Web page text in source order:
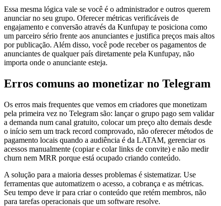
Essa mesma lógica vale se você é o administrador e outros querem
anunciar no seu grupo. Oferecer métricas verificáveis de
engajamento e conversão através da Kunfupay te posiciona como
um parceiro sério frente aos anunciantes e justifica preços mais altos
por publicação. Além disso, você pode receber os pagamentos de
anunciantes de qualquer país diretamente pela Kunfupay, não
importa onde o anunciante esteja.
Erros comuns ao monetizar no Telegram
Os erros mais frequentes que vemos em criadores que monetizam
pela primeira vez no Telegram são: lançar o grupo pago sem validar
a demanda num canal gratuito, colocar um preço alto demais desde
o início sem um track record comprovado, não oferecer métodos de
pagamento locais quando a audiência é da LATAM, gerenciar os
acessos manualmente (copiar e colar links de convite) e não medir
churn nem MRR porque está ocupado criando conteúdo.
A solução para a maioria desses problemas é sistematizar. Use
ferramentas que automatizem o acesso, a cobrança e as métricas.
Seu tempo deve ir para criar o conteúdo que retém membros, não
para tarefas operacionais que um software resolve.